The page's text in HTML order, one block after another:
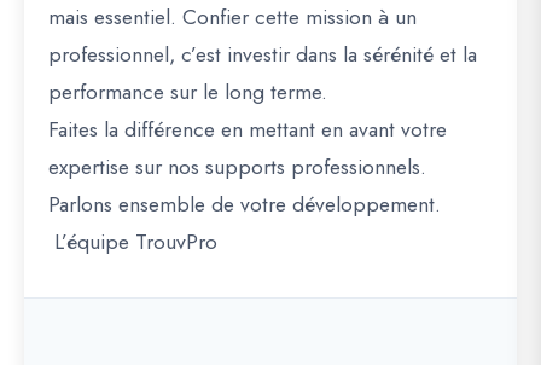
mais essentiel. Confier cette mission à un
professionnel, c’est investir dans la sérénité et la
performance sur le long terme.
Faites la différence en mettant en avant votre
expertise sur nos supports professionnels.
Parlons ensemble de votre développement.
L’équipe TrouvPro